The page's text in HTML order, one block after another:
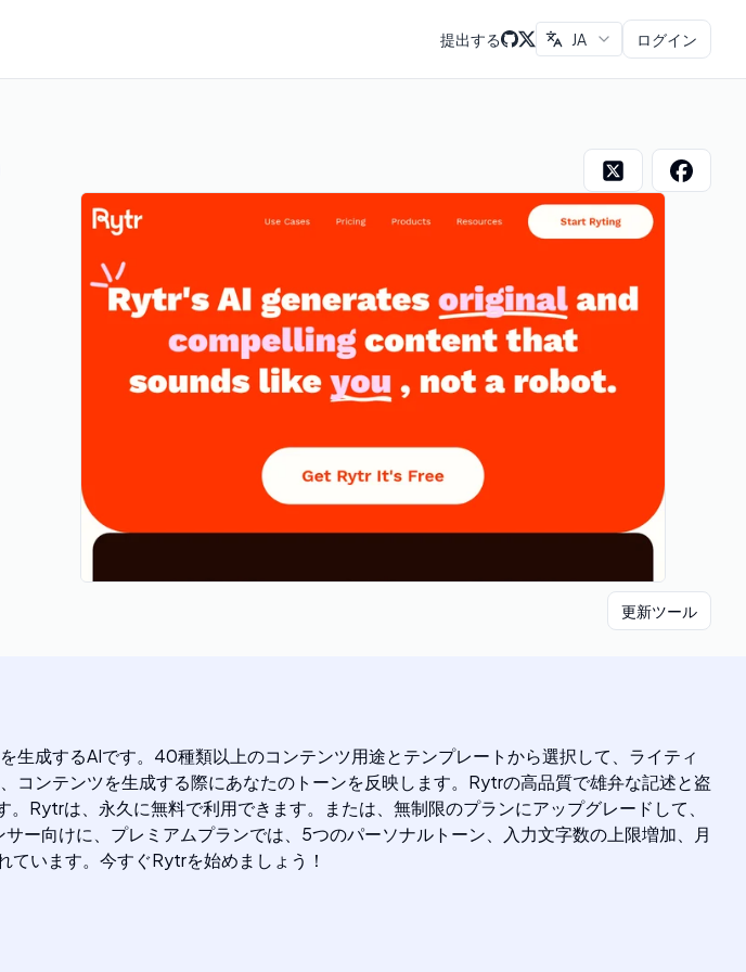
提出する JA ログイン
更新ツール
成するAIです。40種類以上のコンテンツ用途とテンプレートから選択して、ライティ
ンテンツを生成する際にあなたのトーンを反映します。Rytrの高品質で雄弁な記述と盗
Rytrは、永久に無料で利用できます。または、無制限のプランにアップグレードして、
向けに、プレミアムプランでは、5つのパーソナルトーン、入力文字数の上限増加、月
います。今すぐRytrを始めましょう！